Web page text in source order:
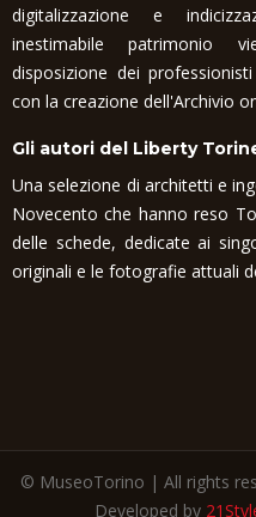
digitalizzazione e
inestimabile patrimonio
disposizione dei
con la creazione dell'Archivio
Gli autori del Liberty
Una selezione di architetti e
Novecento che hanno reso
delle schede, dedicate ai
originali e le fotografie attuali
© MuseoTorino | All rights
Developed by